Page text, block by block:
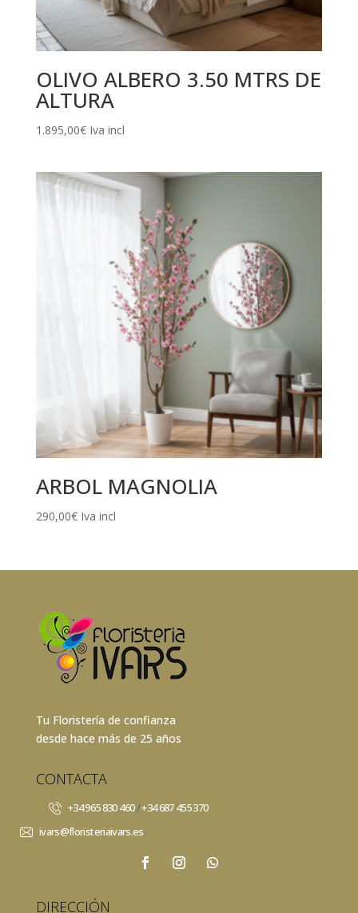
OLIVO ALBERO 3.50 MTRS DE
ALTURA
1.895,00€ Iva incl
ARBOL MAGNOLIA
290,00€ Iva incl
Tu Floristería de confianza
desde hace más de 25 años
CONTACTA
+34 965 830 460/+34 687 455 370
ivars@floristeriaivars.es
DIRECCIÓN